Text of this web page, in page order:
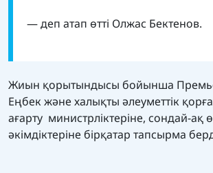
— деп атап өтті Олжас Бектенов.
Жиын қорытындысы бойынша
Еңбек және халықты әлеуметтік
ағарту министрліктеріне, сондай-ақ
әкімдіктеріне бірқатар тапсырма